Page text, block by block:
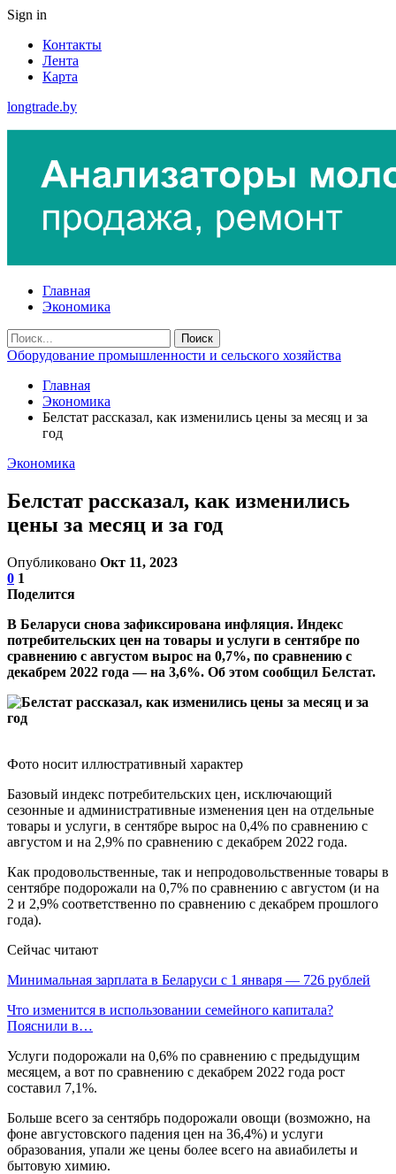
Sign in
Контакты
Лента
Карта
longtrade.by
Главная
Экономика
Оборудование промышленности и сельского хозяйства
Главная
Экономика
Белстат рассказал, как изменились цены за месяц и за
год
Экономика
Белстат рассказал, как изменились
цены за месяц и за год
Опубликовано Окт 11, 2023
0 1
Поделится
В Беларуси снова зафиксирована инфляция. Индекс
потребительских цен на товары и услуги в сентябре по
сравнению с августом вырос на 0,7%, по сравнению с
декабрем 2022 года — на 3,6%. Об этом сообщил Белстат.
Фото носит иллюстративный характер
Базовый индекс потребительских цен, исключающий
сезонные и административные изменения цен на отдельные
товары и услуги, в сентябре вырос на 0,4% по сравнению с
августом и на 2,9% по сравнению с декабрем 2022 года.
Как продовольственные, так и непродовольственные товары в
сентябре подорожали на 0,7% по сравнению с августом (и на
2 и 2,9% соответственно по сравнению с декабрем прошлого
года).
Сейчас читают
Минимальная зарплата в Беларуси с 1 января — 726 рублей
Что изменится в использовании семейного капитала?
Пояснили в…
Услуги подорожали на 0,6% по сравнению с предыдущим
месяцем, а вот по сравнению с декабрем 2022 года рост
составил 7,1%.
Больше всего за сентябрь подорожали овощи (возможно, на
фоне августовского падения цен на 36,4%) и услуги
образования, упали же цены более всего на авиабилеты и
бытовую химию.